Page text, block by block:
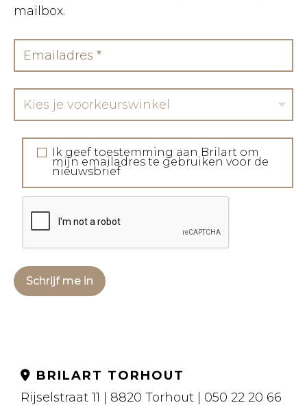
mailbox.
Kies je voorkeurswinkel
Ik geef toestemming aan Brilart om
mijn emailadres te gebruiken voor de
nieuwsbrief
Schrijf me in
BRILART TORHOUT
Rijselstraat 11 | 8820 Torhout | 050 22 20 66